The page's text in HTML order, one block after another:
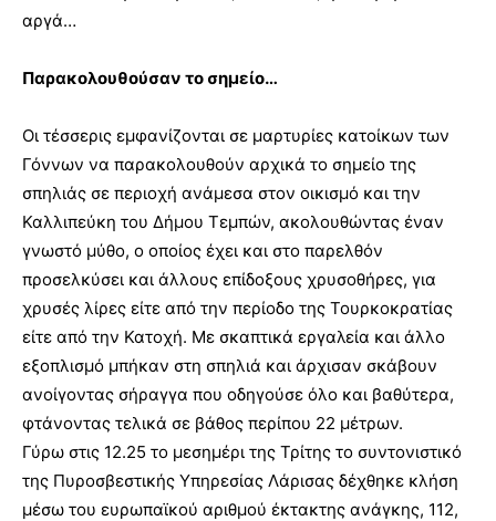
αργά…
Παρακολουθούσαν το σημείο…
Οι τέσσερις εμφανίζονται σε μαρτυρίες κατοίκων των
Γόννων να παρακολουθούν αρχικά το σημείο της
σπηλιάς σε περιοχή ανάμεσα στον οικισμό και την
Καλλιπεύκη του Δήμου Τεμπών, ακολουθώντας έναν
γνωστό μύθο, ο οποίος έχει και στο παρελθόν
προσελκύσει και άλλους επίδοξους χρυσοθήρες, για
χρυσές λίρες είτε από την περίοδο της Τουρκοκρατίας
είτε από την Κατοχή. Με σκαπτικά εργαλεία και άλλο
εξοπλισμό μπήκαν στη σπηλιά και άρχισαν σκάβουν
ανοίγοντας σήραγγα που οδηγούσε όλο και βαθύτερα,
φτάνοντας τελικά σε βάθος περίπου 22 μέτρων.
Γύρω στις 12.25 το μεσημέρι της Τρίτης το συντονιστικό
της Πυροσβεστικής Υπηρεσίας Λάρισας δέχθηκε κλήση
μέσω του ευρωπαϊκού αριθμού έκτακτης ανάγκης, 112,